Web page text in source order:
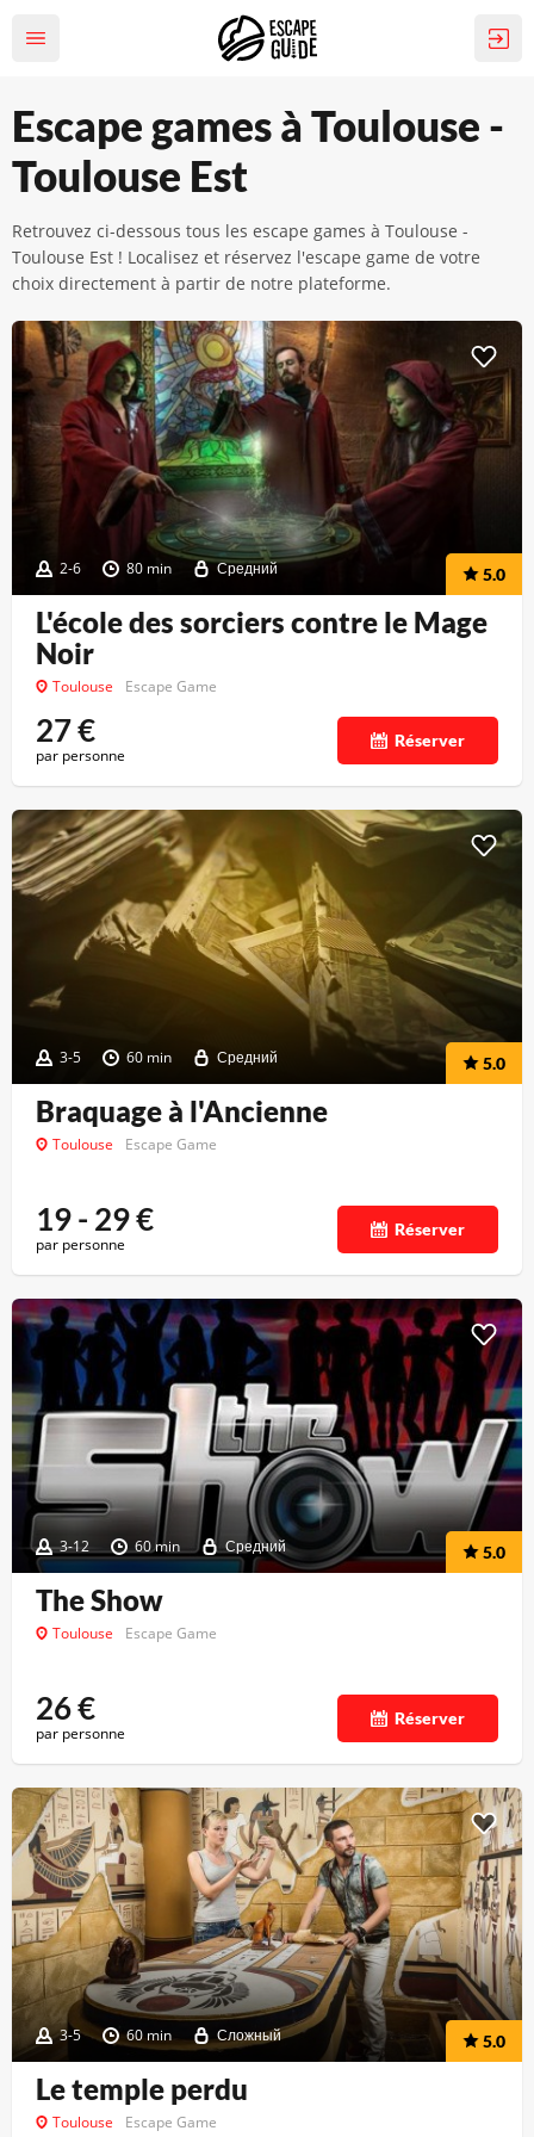
Escape games à Toulouse -
Toulouse Est
Retrouvez ci-dessous tous les escape games à Toulouse -
Toulouse Est ! Localisez et réservez l'escape game de votre
choix directement à partir de notre plateforme.
2-6 80 min Средний 5.0
L'école des sorciers contre le Mage
Noir
Toulouse Escape Game
27€
par personne
Réserver
3-5 60 min Средний 5.0
Braquage à l'Ancienne
Toulouse Escape Game
19 - 29€
par personne
Réserver
3-12 60 min Средний 5.0
The Show
Toulouse Escape Game
26€
par personne
Réserver
3-5 60 min Сложный 5.0
Le temple perdu
Toulouse Escape Game